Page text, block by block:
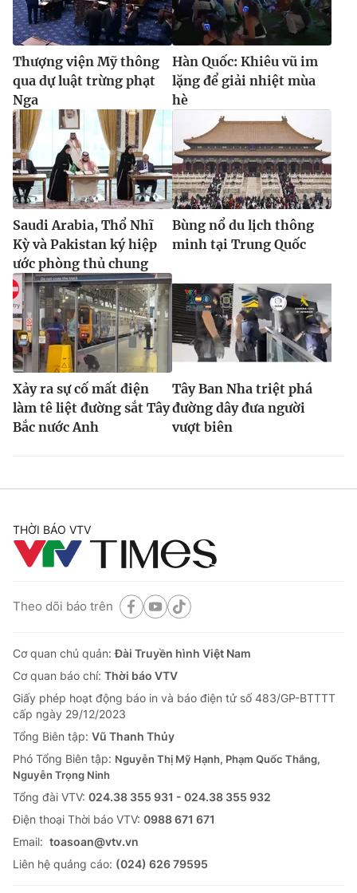
Thượng viện Mỹ thông
qua dự luật trừng phạt
Nga
Hàn Quốc: Khiêu vũ im
lặng để giải nhiệt mùa
hè
Saudi Arabia, Thổ Nhĩ
Kỳ và Pakistan ký hiệp
ước phòng thủ chung
Bùng nổ du lịch thông
minh tại Trung Quốc
Xảy ra sự cố mất điện
làm tê liệt đường sắt Tây
Bắc nước Anh
Tây Ban Nha triệt phá
đường dây đưa người
vượt biên
THỜI BÁO VTV
Theo dõi báo trên
Cơ quan chủ quản:Đài Truyền hình Việt Nam
Cơ quan báo chí: Thời báo VTV
Giấy phép hoạt động báo in và báo điện tử số 483/GP-BTTTT
cấp ngày 29/12/2023
Tổng Biên tập: Vũ Thanh Thủy
Phó Tổng Biên tập: Nguyễn Thị Mỹ Hạnh, Phạm Quốc Thắng,
Nguyễn Trọng Ninh
Tổng đài VTV: 024.38 355 931 - 024.38 355 932
Ðiện thoại Thời báo VTV: 0988 671 671
Email: toasoan@vtv.vn
Liên hệ quảng cáo: (024) 626 79595